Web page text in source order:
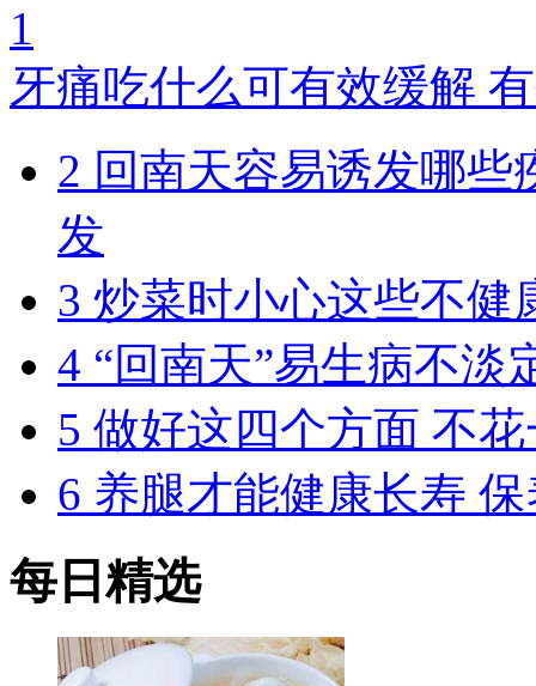
1
牙痛吃什么可有效缓解
2 回南天容易诱发哪
发
3 炒菜时小心这些不健
4 “回南天”易生病不淡
5 做好这四个方面 不
6 养腿才能健康长寿
每日精选